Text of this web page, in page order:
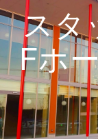
スタ
Fホ